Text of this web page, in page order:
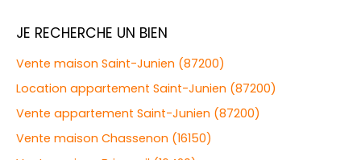
JE RECHERCHE UN BIEN
Vente maison Saint-Junien (87200)
Location appartement Saint-Junien (87200)
Vente appartement Saint-Junien (87200)
Vente maison Chassenon (16150)